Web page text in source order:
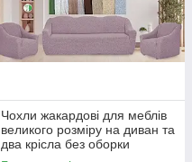
Чохли жакардові для меблів
великого розміру на диван та
два крісла без оборки
натяжні Venera какао